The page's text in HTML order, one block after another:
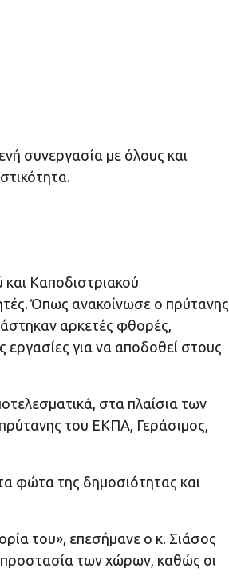
συνεργασία με όλους και
Καποδιστριακού
Όπως ανακοίνωσε ο πρύτανης
αρκετές φθορές,
εργασίες για να αποδοθεί στους
στα πλαίσια των
του ΕΚΠΑ, Γεράσιμος,
φώτα της δημοσιότητας και
του», επεσήμανε ο κ. Σιάσος
προστασία των χώρων, καθώς οι